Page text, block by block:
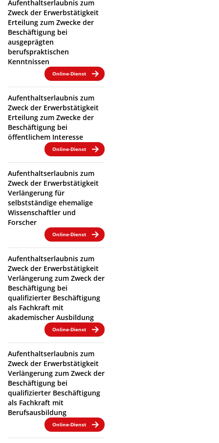
Aufenthaltserlaubnis zum
Zweck der Erwerbstätigkeit
Erteilung zum Zwecke der
Beschäftigung bei
ausgeprägten
berufspraktischen
Kenntnissen
Online-Dienst
Aufenthaltserlaubnis zum
Zweck der Erwerbstätigkeit
Erteilung zum Zwecke der
Beschäftigung bei
öffentlichem Interesse
Online-Dienst
Aufenthaltserlaubnis zum
Zweck der Erwerbstätigkeit
Verlängerung für
selbstständige ehemalige
Wissenschaftler und
Forscher
Online-Dienst
Aufenthaltserlaubnis zum
Zweck der Erwerbstätigkeit
Verlängerung zum Zweck der
Beschäftigung bei
qualifizierter Beschäftigung
als Fachkraft mit
akademischer Ausbildung
Online-Dienst
Aufenthaltserlaubnis zum
Zweck der Erwerbstätigkeit
Verlängerung zum Zweck der
Beschäftigung bei
qualifizierter Beschäftigung
als Fachkraft mit
Berufsausbildung
Online-Dienst